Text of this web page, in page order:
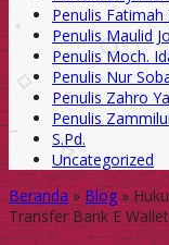
Penulis Fatimah
Penulis Maulid
Penulis Moch.
Penulis Nur
Penulis Zahro
Penulis
S.Pd.
Uncategorized
Beranda»Blog»
Transfer Bank E